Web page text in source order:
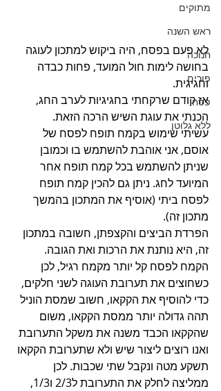
מתוקים
ראש השנה
חנוכה
פורים
פסח
ללא גלוטן
לא פעם בפסח, היה ביקוש למתכון לעוגה
בחושה לימות חול המועד, פחות כבדה
וחגיגית.
אז קודם שרקחתי בחגיגיות לערב החג,
הכנתי את עוגת השיש הרכה הזאת.
עשיתי שימוש בקמח תופח לפסח של
אוסם, אני אוהבת להשתמש בו וכמובן
שניתן להשתמש בכל קמח תופח אחר
המיועד לחג. ניתן גם להכין קמח תופח
לפסח ביתי (אוסיף את המתכון בהמשך
מתכון זה).
הפרדת הביצים והקצפתן, חשובה במתכון
זה, היא נותנת את הרכות ואת הגובה.
הקמח לפסח קל יותר מקמח רגיל, לכן
כשחוצים את תערובת העוגה לשני חלקים,
כדי להוסיף את הקקאו, חשוב שמסת הוניל
תהה גדולה יותר ממסת הקקאו, משום
שהקקאו הכבד משנה את משקל התערובת
ואנו רוצים ליצור שיש ולא שתערובת הקקאו
תשקע מטה ונקבל שתי שכבות. לכן
ממליצה לחלק את התערובת ל2/3 ו1/3,